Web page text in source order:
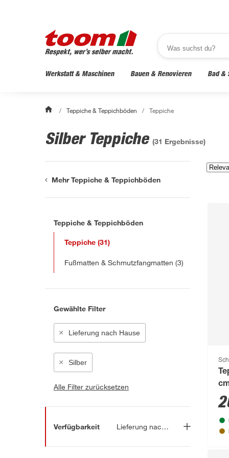
Werkstatt & Maschinen Bauen & Renovieren Bad &
/ Teppiche & Teppichböden / Teppiche
Silber Teppiche (31 Ergebnisse)
Mehr Teppiche & Teppichböden
Teppiche & Teppichböden
Teppiche (31)
Fußmatten & Schmutzfangmatten (3)
Gewählte Filter
Lieferung nach Hause
Silber
Alle Filter zurücksetzen
Verfügbarkeit Lieferung nach Hause
Lieferung nach Hause (31)